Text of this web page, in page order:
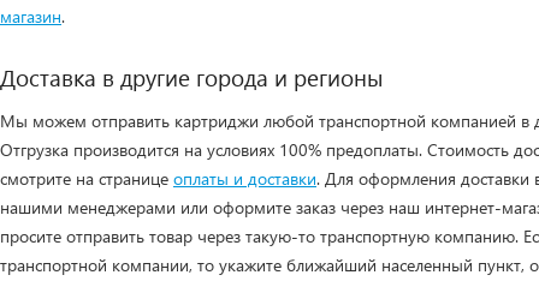
магазин.
Доставка в другие города и регионы
Мы можем отправить картриджи любой транспортной компанией в
Отгрузка производится на условиях 100% предоплаты. Стоимость
смотрите на странице оплаты и доставки. Для оформления доставки
нашими менеджерами или оформите заказ через наш интернет-
просите отправить товар через такую-то транспортную компанию.
транспортной компании, то укажите ближайший населенный пункт,